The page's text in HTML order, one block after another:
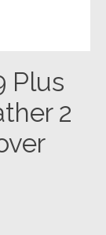
Plus
2